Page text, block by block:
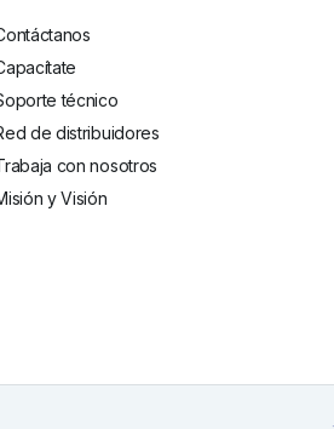
técnico
de distribuidores
con nosotros
y Visión